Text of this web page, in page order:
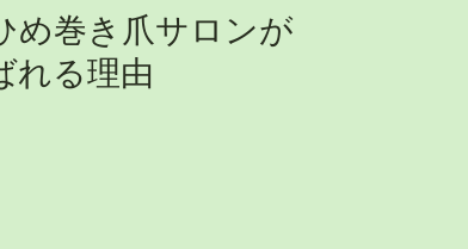
め巻き爪サロンが
れる理由